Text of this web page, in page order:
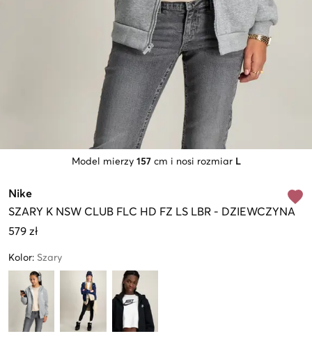
Model mierzy 157 cm i nosi rozmiar L
Nike
SZARY K NSW CLUB FLC HD FZ LS LBR - DZIEWCZYNA
579 zł
Kolor: Szary